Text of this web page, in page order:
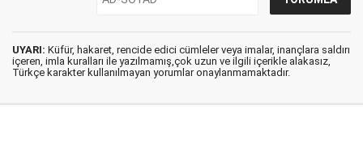
UYARI: Küfür, hakaret, rencide edici cümleler veya imalar, inançlara saldırı
içeren, imla kuralları ile yazılmamış,çok uzun ve ilgili içerikle alakasız,
Türkçe karakter kullanılmayan yorumlar onaylanmamaktadır.